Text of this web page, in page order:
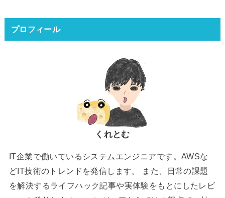
プロフィール
くれとむ
IT企業で働いているシステムエンジニアです。AWSな
どIT技術のトレンドを発信します。 また、日常の課題
を解決するライフハック記事や実体験をもとにしたレビ